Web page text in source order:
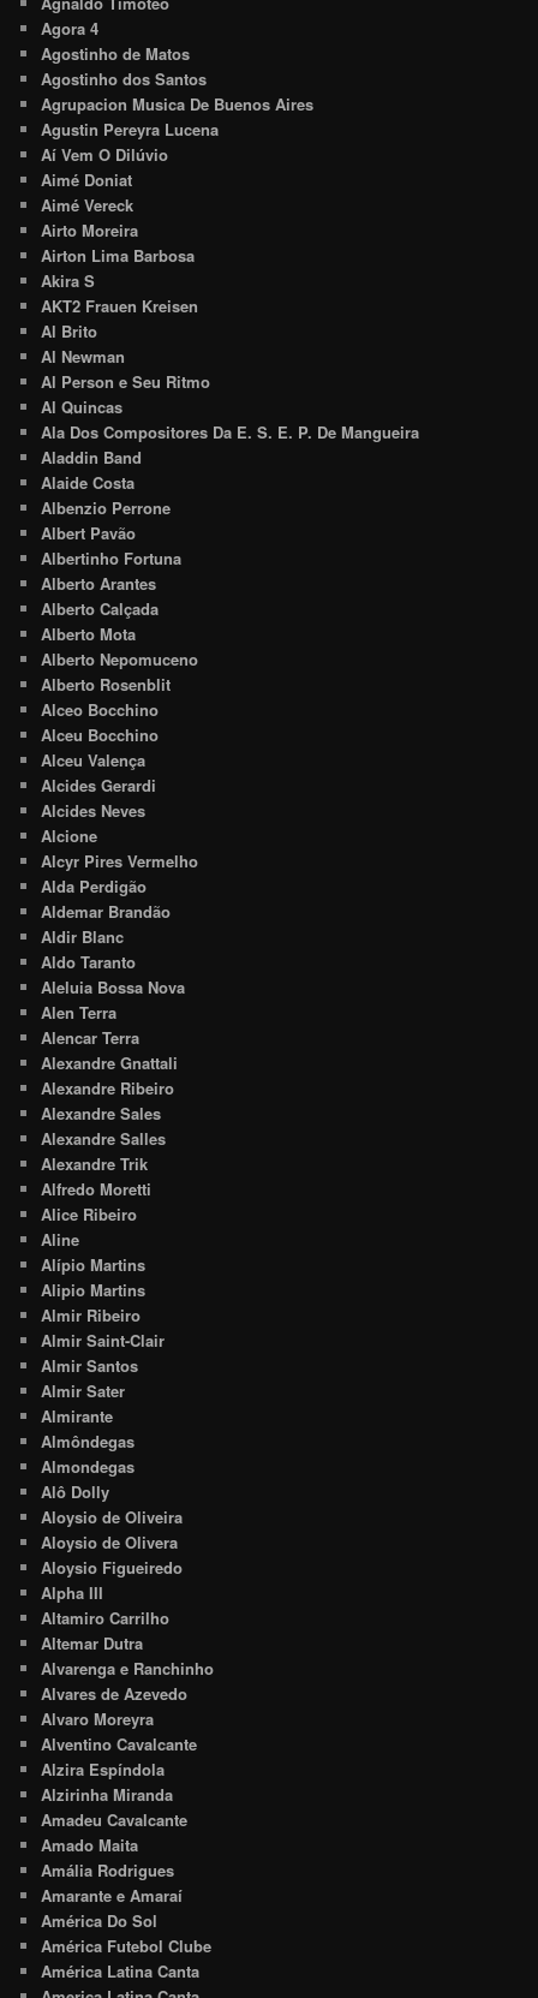
Agora 4
Agostinho de Matos
Agostinho dos Santos
Agrupacion Musica De Buenos Aires
Agustin Pereyra Lucena
Aí Vem O Dilúvio
Aimé Doniat
Aimé Vereck
Airto Moreira
Airton Lima Barbosa
Akira S
AKT2 Frauen Kreisen
Al Brito
Al Newman
Al Person e Seu Ritmo
Al Quincas
Ala Dos Compositores Da E. S. E. P. De Mangueira
Aladdin Band
Alaide Costa
Albenzio Perrone
Albert Pavão
Albertinho Fortuna
Alberto Arantes
Alberto Calçada
Alberto Mota
Alberto Nepomuceno
Alberto Rosenblit
Alceo Bocchino
Alceu Bocchino
Alceu Valença
Alcides Gerardi
Alcides Neves
Alcione
Alcyr Pires Vermelho
Alda Perdigão
Aldemar Brandão
Aldir Blanc
Aldo Taranto
Aleluia Bossa Nova
Alen Terra
Alencar Terra
Alexandre Gnattali
Alexandre Ribeiro
Alexandre Sales
Alexandre Salles
Alexandre Trik
Alfredo Moretti
Alice Ribeiro
Aline
Alípio Martins
Alipio Martins
Almir Ribeiro
Almir Saint-Clair
Almir Santos
Almir Sater
Almirante
Almôndegas
Almondegas
Alô Dolly
Aloysio de Oliveira
Aloysio de Olivera
Aloysio Figueiredo
Alpha III
Altamiro Carrilho
Altemar Dutra
Alvarenga e Ranchinho
Alvares de Azevedo
Alvaro Moreyra
Alventino Cavalcante
Alzira Espíndola
Alzirinha Miranda
Amadeu Cavalcante
Amado Maita
Amália Rodrigues
Amarante e Amaraí
América Do Sol
América Futebol Clube
América Latina Canta